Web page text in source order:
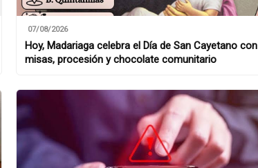
07/08/2026
Hoy, Madariaga celebra el Día de San Cayetano con
misas, procesión y chocolate comunitario